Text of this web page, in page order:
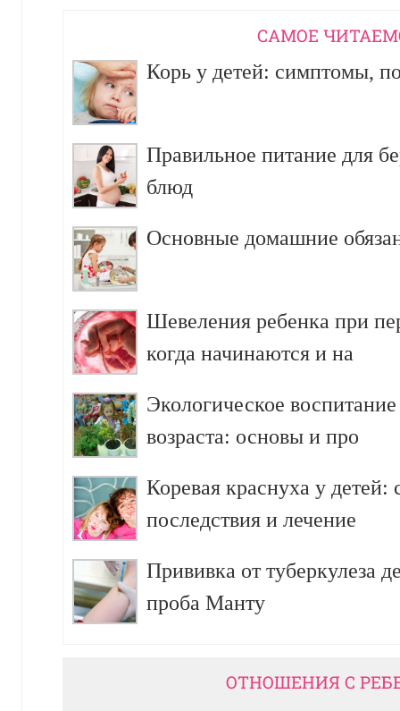
CАМОЕ
Корь у детей: симптомы,
Правильное питание для
блюд
Основные домашние
Шевеления ребенка при
когда начинаются и на
Экологическое
возраста: основы и про
Коревая краснуха у
последствия и лечение
Прививка от туберкулеза
проба Манту
ОТНОШЕНИЯ С